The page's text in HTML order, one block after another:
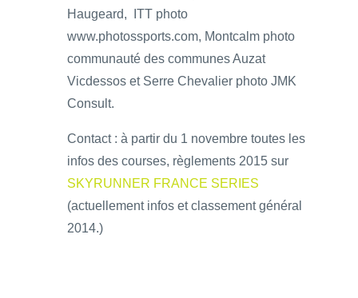
Haugeard, ITT photo
www.photossports.com, Montcalm photo
communauté des communes Auzat
Vicdessos et Serre Chevalier photo JMK
Consult.
Contact : à partir du 1 novembre toutes les
infos des courses, règlements 2015 sur
SKYRUNNER FRANCE SERIES
(actuellement infos et classement général
2014.)